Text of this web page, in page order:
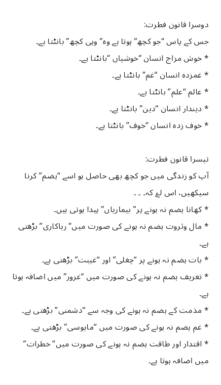
دوسرا قانون فطرت:
جس کے پاس “جو کچھ” ہوتا ہے وہ” وہی کچھ” بانٹتا ہے۔
* خوش مزاج انسان “خوشیاں “بانٹتا ہے۔
* غمزدہ انسان “غم” بانٹتا ہے۔
* عالم “علم” بانٹتا ہے۔
* دیندار انسان “دین” بانٹتا ہے۔
* خوف زدہ انسان “خوف” بانٹتا ہے۔
تیسرا قانون فطرت:
آپ کو زندگی میں جو کچھ بھی حاصل ہو اسے “ہضم” کرنا
سیکھیں، اس لۓ کہ۔ ۔ ۔
* کھانا ہضم نہ ہونے پر” بیماریاں” پیدا ہوتی ہیں۔
* مال وثروت ہضم نہ ہونے کی صورت میں” ریاکاری” بڑھتی
ہے۔
* بات ہضم نہ ہونے پر “چغلی” اور “غیبت” بڑھتی ہے۔
* تعریف ہضم نہ ہونے کی صورت میں “غرور” میں اضافہ ہوتا
ہے۔
* مذمت کے ہضم نہ ہونے کی وجہ سے “دشمنی” بڑھتی ہے۔
* غم ہضم نہ ہونے کی صورت میں “مایوسی” بڑھتی ہے۔
* اقتدار اور طاقت ہضم نہ ہونے کی صورت میں” خطرات”
میں اضافہ ہوتا ہے۔